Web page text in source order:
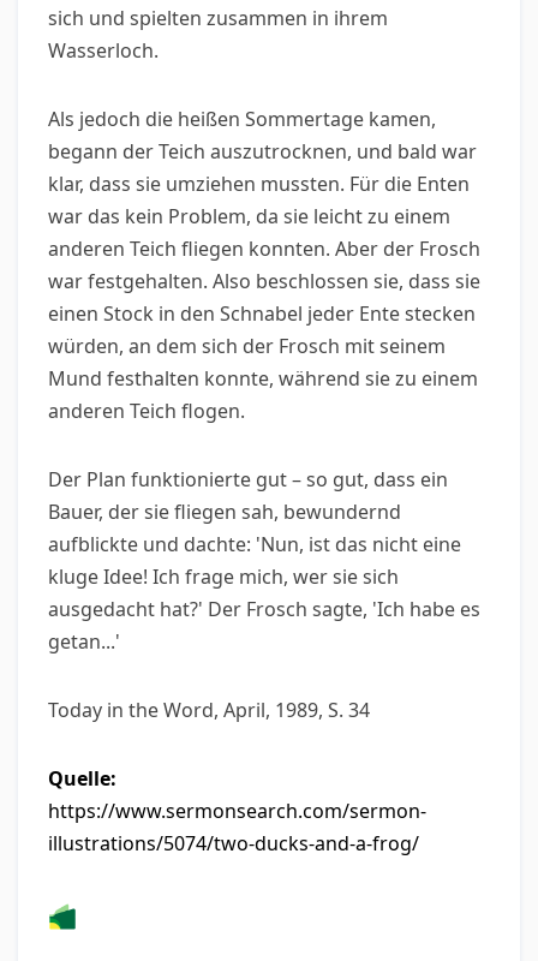
sich und spielten zusammen in ihrem
Wasserloch.
Als jedoch die heißen Sommertage kamen,
begann der Teich auszutrocknen, und bald war
klar, dass sie umziehen mussten. Für die Enten
war das kein Problem, da sie leicht zu einem
anderen Teich fliegen konnten. Aber der Frosch
war festgehalten. Also beschlossen sie, dass sie
einen Stock in den Schnabel jeder Ente stecken
würden, an dem sich der Frosch mit seinem
Mund festhalten konnte, während sie zu einem
anderen Teich flogen.
Der Plan funktionierte gut – so gut, dass ein
Bauer, der sie fliegen sah, bewundernd
aufblickte und dachte: 'Nun, ist das nicht eine
kluge Idee! Ich frage mich, wer sie sich
ausgedacht hat?' Der Frosch sagte, 'Ich habe es
getan...'
Today in the Word, April, 1989, S. 34
Quelle:
https://www.sermonsearch.com/sermon-
illustrations/5074/two-ducks-and-a-frog/